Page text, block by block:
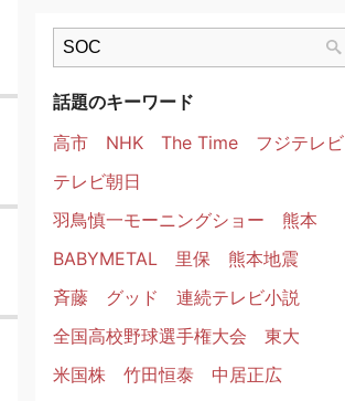
話題のキーワード
高市
NHK The Time
フジテレビ
テレビ朝日
羽鳥慎一モーニングショー
熊本
BABYMETAL
里保
熊本地震
斉藤
グッド
連続テレビ小説
全国高校野球選手権大会
東大
米国株
竹田恒泰
中居正広